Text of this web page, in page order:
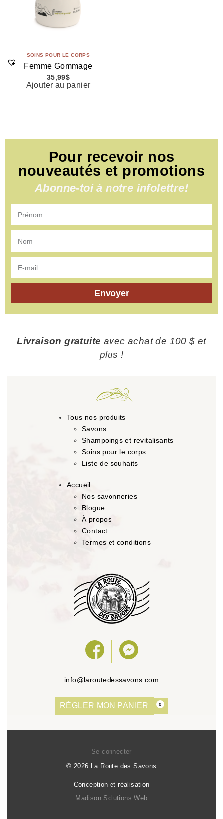
SOINS POUR LE CORPS
Femme Gommage
35,99$
Ajouter au panier
Pour recevoir nos
nouveautés et promotions
Abonne-toi à notre infolettre!
Envoyer
Livraison gratuite avec achat de 100 $ et
plus !
Tous nos produits
Savons
Shampoings et revitalisants
Soins pour le corps
Liste de souhaits
Accueil
Nos savonneries
Blogue
À propos
Contact
Termes et conditions
info@laroutedessavons.com
RÉGLER MON PANIER 0
© 2026 La Route des Savons
Se connecter
Conception et réalisation
Madison Solutions Web